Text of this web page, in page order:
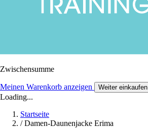
Zwischensumme
Meinen Warenkorb anzeigen Weiter einkaufen
Loading...
Startseite
/ Damen-Daunenjacke Erima